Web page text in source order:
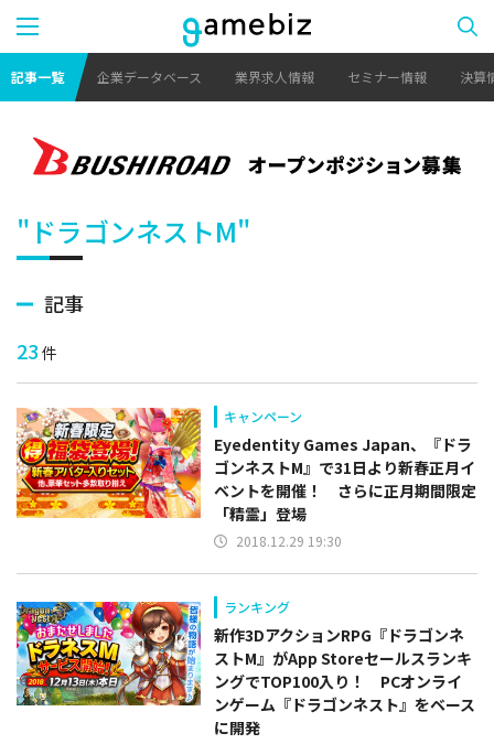
記事一覧 企業データベース 業界求人情報 セミナー情報 決算
"ドラゴンネストM"
記事
23 件
キャンペーン
Eyedentity Games Japan、『ドラ
ゴンネストM』で31日より新春正月イ
ベントを開催！ さらに正月期間限定
「精霊」登場
2018.12.29 19:30
ランキング
新作3DアクションRPG『ドラゴンネ
ストM』がApp Storeセールスランキ
ングでTOP100入り！ PCオンライ
ンゲーム『ドラゴンネスト』をベース
に開発